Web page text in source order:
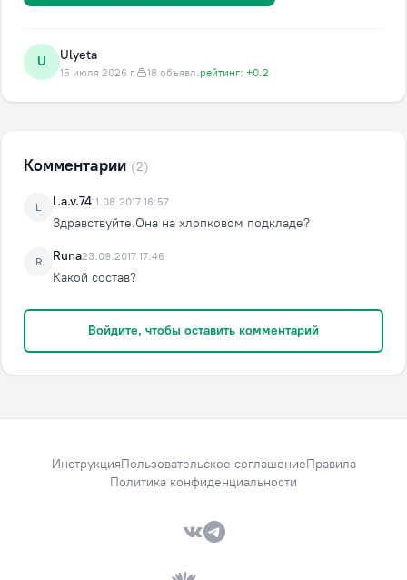
U Ulyeta
15 июля 2026 г. 18 объявл.рейтинг: +0.2
Комментарии (2)
L l.a.v.7411.08.2017 16:57
Здравствуйте.Она на хлопковом подкладе?
R Runa23.09.2017 17:46
Какой состав?
Войдите, чтобы оставить комментарий
ИнструкцияПользовательское соглашениеПравила
Политика конфиденциальности
VK — Вместе дешевле
Telegram — Вместе дешевле